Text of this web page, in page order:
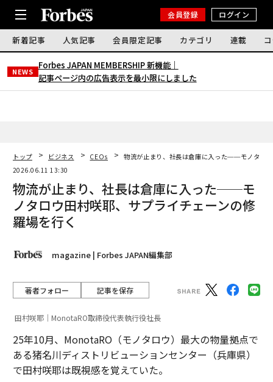
会員登録 ログイン
新着記事 人気記事 会員限定記事 カテゴリ 連載
NEWS
Forbes JAPAN MEMBERSHIP 新機能｜
記事ページ内の広告表示を最小限にしました
トップ ビジネス CEOs
物流が止まり、社長は倉庫に入った──モノタロ
2026.06.11 13:30
物流が止まり、社長は倉庫に入った──モ
ノタロウ田村咲耶、サプライチェーンの修
羅場を行く
magazine | Forbes JAPAN編集部
著者フォロー 記事を保存
田村咲耶｜MonotaRO取締役代表執行役社長
25年10月、MonotaRO（モノタロウ）最大の物量拠点で
ある猪名川ディストリビューションセンター（兵庫県）
で田村咲耶は既視感を覚えていた。